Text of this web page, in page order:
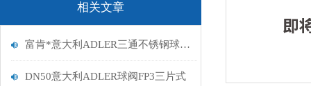
相关文章
富肯*意大利ADLER三通不锈钢球阀FT6 DN15
DN50意大利ADLER球阀FP3三片式